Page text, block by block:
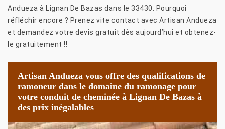
Andueza à Lignan De Bazas dans le 33430. Pourquoi
réfléchir encore ? Prenez vite contact avec Artisan Andueza
et demandez votre devis gratuit dès aujourd’hui et obtenez-
le gratuitement !!
Artisan Andueza vous offre des qualifications de
ramoneur dans le domaine du ramonage pour
votre conduit de cheminée à Lignan De Bazas à
des prix inégalables